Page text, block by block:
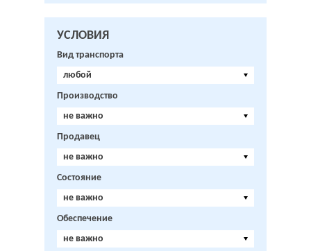
УСЛОВИЯ
Вид транспорта
любой
Производство
не важно
Продавец
не важно
Состояние
не важно
Обеспечение
не важно